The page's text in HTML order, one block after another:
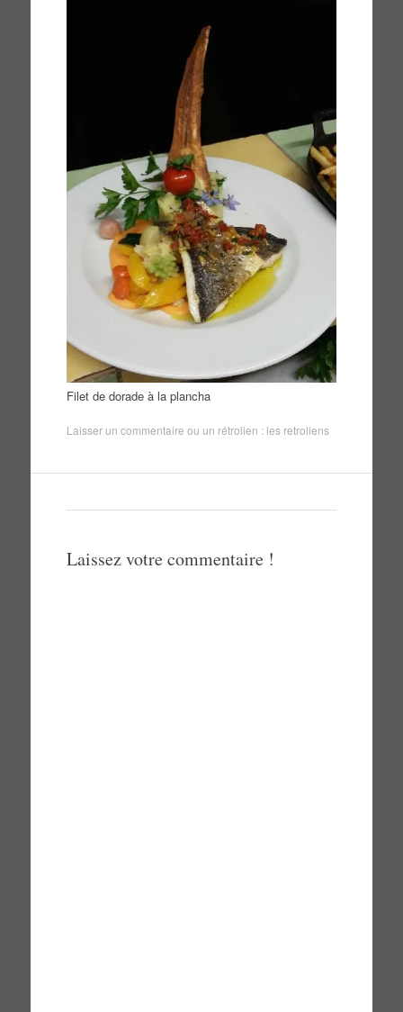
Filet de dorade à la plancha
Laisser un commentaire ou un rétrolien : les retroliens
Laissez votre commentaire !